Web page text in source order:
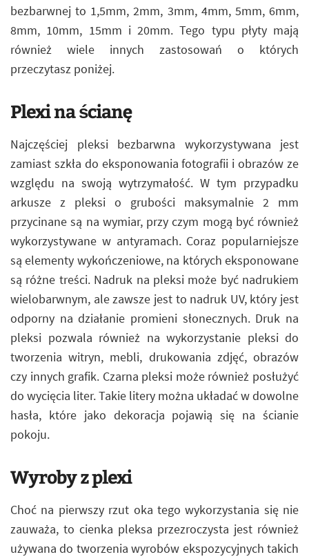
bezbarwnej to 1,5mm, 2mm, 3mm, 4mm, 5mm, 6mm,
8mm, 10mm, 15mm i 20mm. Tego typu płyty mają
również wiele innych zastosowań o których
przeczytasz poniżej.
Plexi na ścianę
Najczęściej pleksi bezbarwna wykorzystywana jest
zamiast szkła do eksponowania fotografii i obrazów ze
względu na swoją wytrzymałość. W tym przypadku
arkusze z pleksi o grubości maksymalnie 2 mm
przycinane są na wymiar, przy czym mogą być również
wykorzystywane w antyramach. Coraz popularniejsze
są elementy wykończeniowe, na których eksponowane
są różne treści. Nadruk na pleksi może być nadrukiem
wielobarwnym, ale zawsze jest to nadruk UV, który jest
odporny na działanie promieni słonecznych. Druk na
pleksi pozwala również na wykorzystanie pleksi do
tworzenia witryn, mebli, drukowania zdjęć, obrazów
czy innych grafik. Czarna pleksi może również posłużyć
do wycięcia liter. Takie litery można układać w dowolne
hasła, które jako dekoracja pojawią się na ścianie
pokoju.
Wyroby z plexi
Choć na pierwszy rzut oka tego wykorzystania się nie
zauważa, to cienka pleksa przezroczysta jest również
używana do tworzenia wyrobów ekspozycyjnych takich